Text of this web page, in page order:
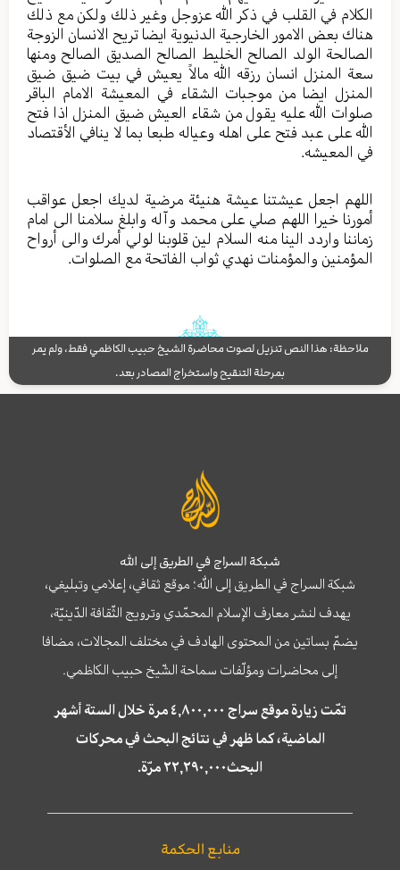
الکلام في القلب في ذکر الله عزوجل وغیر ذلك ولكن مع ذلك
هناك بعض الامور الخارجیة الدنیویة ایضا تریح الانسان الزوجة
الصالحة الولد الصالح الخلیط الصالح الصدیق الصالح ومنها
سعة المنزل انسان رزقه الله مالاً یعیش في بیت ضیق ضیق
المنزل ایضا من موجبات الشقاء في المعیشة الامام الباقر
صلوات الله علیه یقول من شقاء العیش ضیق المنزل اذا فتح
الله علی عبد فتح علی اهله وعیاله طبعا بما لا ینافي الأقتصاد
في المعیشه.
اللهم اجعل عیشتنا عیشة هنیئة مرضیة لديك اجعل عواقب
أمورنا خیرا اللهم صلي علی محمد وآله وابلغ سلامنا الی امام
زماننا واردد الینا منه السلام لین قلوبنا لولي أمرك والى أرواح
المؤمنین والمؤمنات نهدي ثواب الفاتحة مع الصلوات.
ملاحظة: هذا النص تنزيل لصوت محاضرة الشيخ حبيب الكاظمي فقط، ولم يمر
بمرحلة التنقيح واستخراج المصادر بعد.
شبكة السراج في الطريق إلى الله
شبكة السراج في الطريق إلى الله؛ موقع ثقافي، إعلامي وتبليغي،
يهدف لنشر معارف الإسلام المحمّدي وترويج الثّقافة الدّينيّة،
يضمّ بساتين من المحتوى الهادف في مختلف المجالات، مضافا
إلى محاضرات ومؤلّفات سماحة الشّيخ حبيب الكاظمي.
تمّت زيارة موقع سراج ٤,٨٠٠,٠٠٠ مرة خلال الستة أشهر
الماضية، كما ظهر في نتائج البحث في محركات
البحث٢٢,٢٩٠,٠٠٠ مرّة.
منابع الحكمة